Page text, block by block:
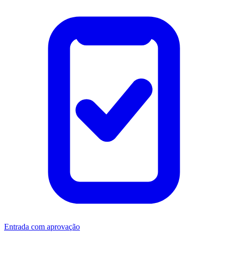
Entrada com aprovação